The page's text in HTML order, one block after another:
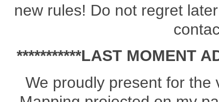
new rules! Do not regret
***********LAST MOMENT
We proudly present for the